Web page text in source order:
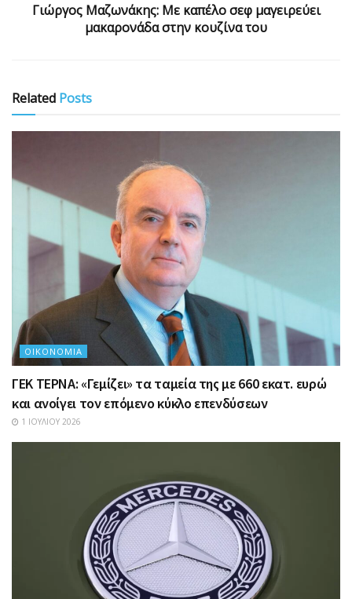
Γιώργος Μαζωνάκης: Με καπέλο σεφ μαγειρεύει
μακαρονάδα στην κουζίνα του
Related Posts
ΟΙΚΟΝΟΜΊΑ
ΓΕΚ ΤΕΡΝΑ: «Γεμίζει» τα ταμεία της με 660 εκατ. ευρώ
και ανοίγει τον επόμενο κύκλο επενδύσεων
1 ΙΟΥΛΊΟΥ 2026